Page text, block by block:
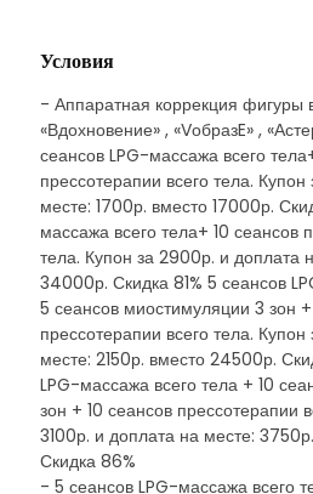
Условия
- Аппаратная коррекция фигуры
«Вдохновение» , «VобразE» ,
сеансов LPG-массажа всего
прессотерапии всего тела.
месте: 1700р. вместо 17000р.
массажа всего тела+ 10 сеансов
тела. Купон за 2900р. и доплата
34000р. Скидка 81% 5 сеансов
5 сеансов миостимуляции 3 зон
прессотерапии всего тела.
месте: 2150р. вместо 24500р.
LPG-массажа всего тела + 10
зон + 10 сеансов прессотерапии
3100р. и доплата на месте:
Скидка 86%
- 5 сеансов LPG-массажа всего